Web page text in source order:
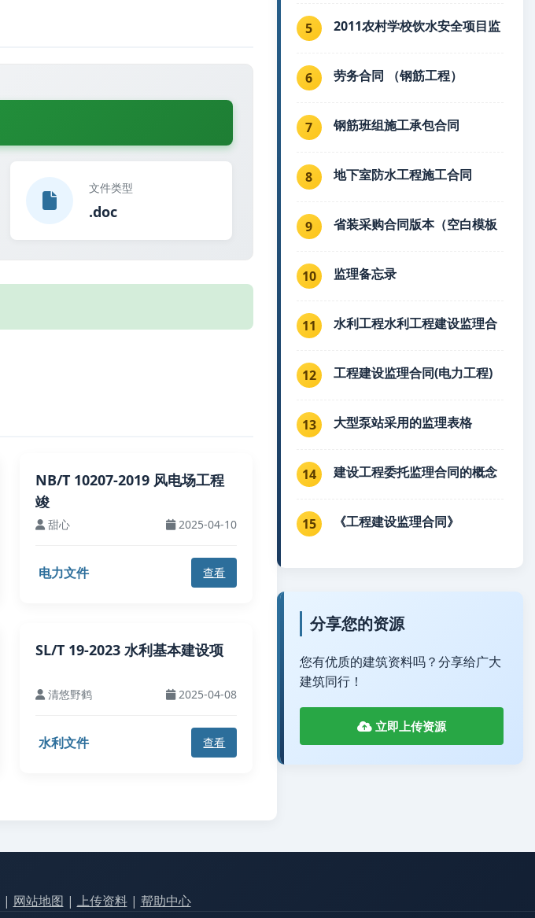
文件类型
.doc
NB/T 10207-2019 风电场工程
竣
甜心 2025-04-10
电力文件 查看
SL/T 19-2023 水利基本建设项
清悠野鹤 2025-04-08
水利文件 查看
5 2011农村学校饮水安全项目监
6 劳务合同 （钢筋工程）
7 钢筋班组施工承包合同
8 地下室防水工程施工合同
9 省装采购合同版本（空白模板
10 监理备忘录
11 水利工程水利工程建设监理合
12 工程建设监理合同(电力工程)
13 大型泵站采用的监理表格
14 建设工程委托监理合同的概念
15 《工程建设监理合同》
分享您的资源
您有优质的建筑资料吗？分享给广大
建筑同行！
立即上传资源
| 网站地图 | 上传资料| 帮助中心